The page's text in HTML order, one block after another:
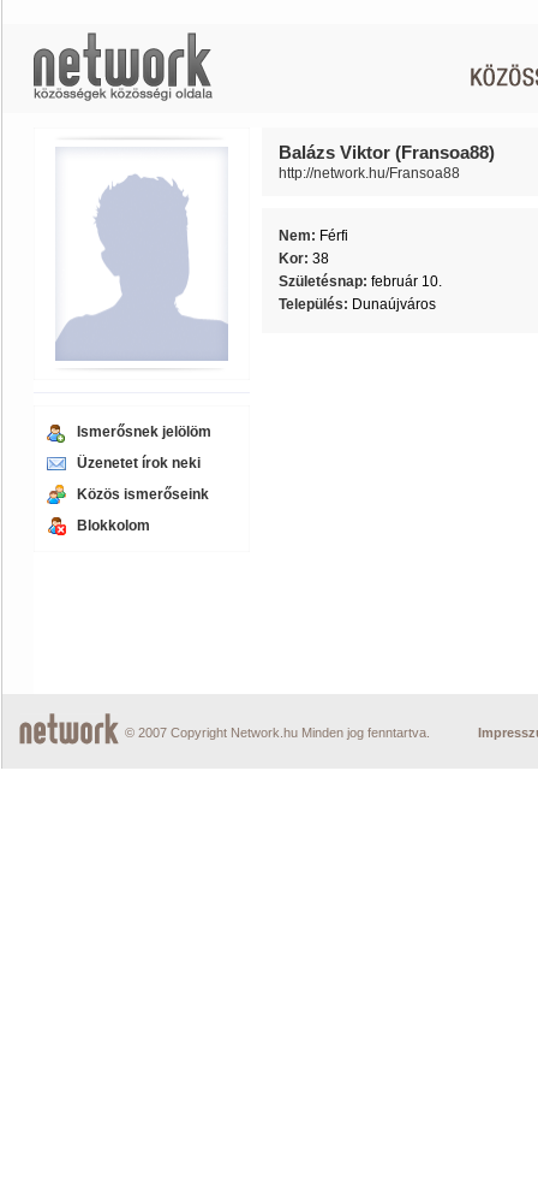
Ismerősnek jelölöm
Üzenetet írok neki
Közös ismerőseink
Blokkolom
Balázs Viktor (Fransoa88)
http://network.hu/Fransoa88
Nem: Férfi
Kor: 38
Születésnap: február 10.
Település: Dunaújváros
© 2007 Copyright Network.hu Minden jog fenntartva.